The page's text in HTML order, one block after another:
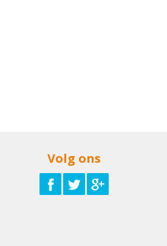
Volg ons